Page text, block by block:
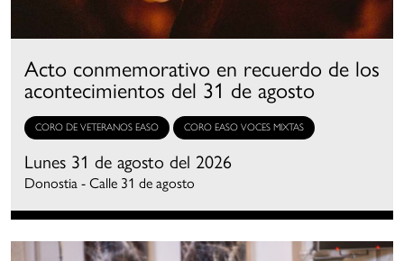
Acto conmemorativo en recuerdo de los
acontecimientos del 31 de agosto
CORO DE VETERANOS EASO CORO EASO VOCES MIXTAS
Lunes 31 de agosto del 2026
Donostia - Calle 31 de agosto